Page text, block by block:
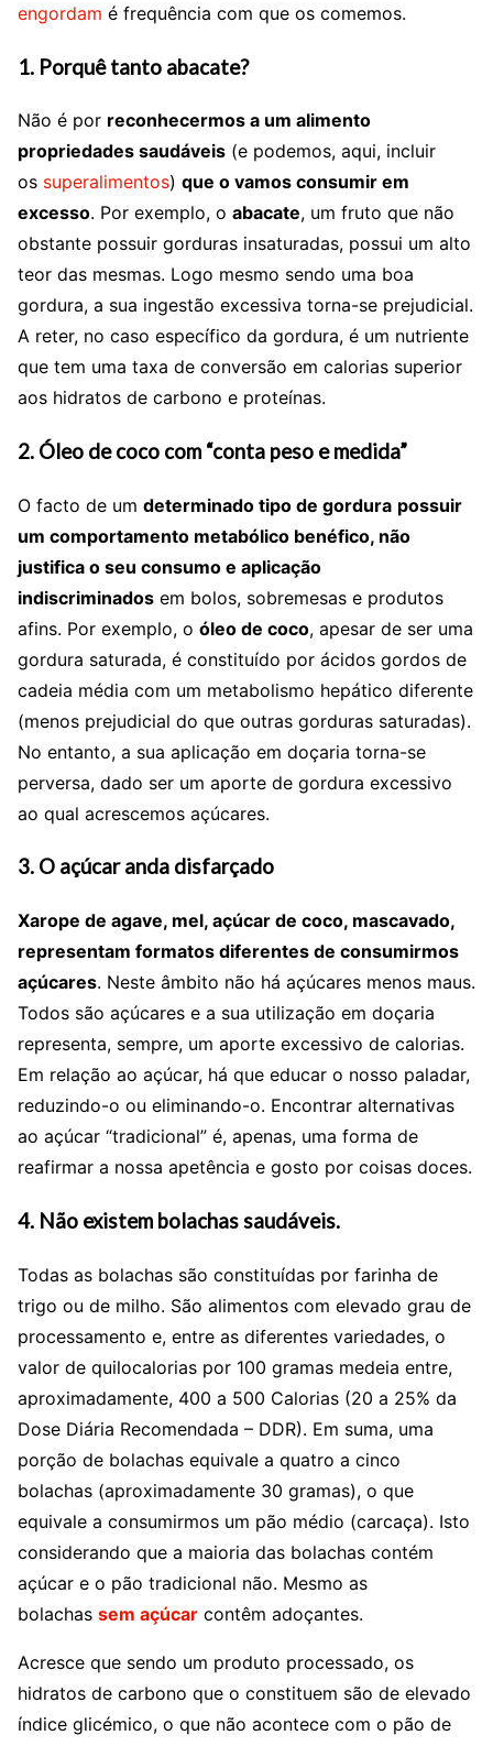
engordam é frequência com que os comemos.
1. Porquê tanto abacate?
Não é por reconhecermos a um alimento
propriedades saudáveis (e podemos, aqui, incluir
os superalimentos) que o vamos consumir em
excesso. Por exemplo, o abacate, um fruto que não
obstante possuir gorduras insaturadas, possui um alto
teor das mesmas. Logo mesmo sendo uma boa
gordura, a sua ingestão excessiva torna-se prejudicial.
A reter, no caso específico da gordura, é um nutriente
que tem uma taxa de conversão em calorias superior
aos hidratos de carbono e proteínas.
2. Óleo de coco com “conta peso e medida”
O facto de um determinado tipo de gordura possuir
um comportamento metabólico benéfico, não
justifica o seu consumo e aplicação
indiscriminados em bolos, sobremesas e produtos
afins. Por exemplo, o óleo de coco, apesar de ser uma
gordura saturada, é constituído por ácidos gordos de
cadeia média com um metabolismo hepático diferente
(menos prejudicial do que outras gorduras saturadas).
No entanto, a sua aplicação em doçaria torna-se
perversa, dado ser um aporte de gordura excessivo
ao qual acrescemos açúcares.
3. O açúcar anda disfarçado
Xarope de agave, mel, açúcar de coco, mascavado,
representam formatos diferentes de consumirmos
açúcares. Neste âmbito não há açúcares menos maus.
Todos são açúcares e a sua utilização em doçaria
representa, sempre, um aporte excessivo de calorias.
Em relação ao açúcar, há que educar o nosso paladar,
reduzindo-o ou eliminando-o. Encontrar alternativas
ao açúcar “tradicional” é, apenas, uma forma de
reafirmar a nossa apetência e gosto por coisas doces.
4. Não existem bolachas saudáveis.
Todas as bolachas são constituídas por farinha de
trigo ou de milho. São alimentos com elevado grau de
processamento e, entre as diferentes variedades, o
valor de quilocalorias por 100 gramas medeia entre,
aproximadamente, 400 a 500 Calorias (20 a 25% da
Dose Diária Recomendada – DDR). Em suma, uma
porção de bolachas equivale a quatro a cinco
bolachas (aproximadamente 30 gramas), o que
equivale a consumirmos um pão médio (carcaça). Isto
considerando que a maioria das bolachas contém
açúcar e o pão tradicional não. Mesmo as
bolachas sem açúcar contêm adoçantes.
Acresce que sendo um produto processado, os
hidratos de carbono que o constituem são de elevado
índice glicémico, o que não acontece com o pão de